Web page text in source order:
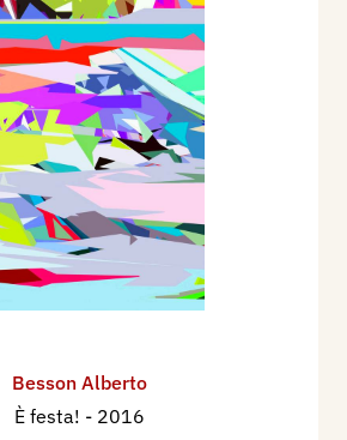
Besson Alberto
È festa! - 2016